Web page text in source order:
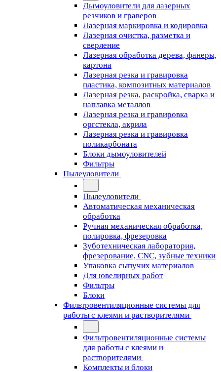
Дымоуловители для лазерных
резчиков и граверов
Лазерная маркировка и кодировка
Лазерная очистка, разметка и
сверление
Лазерная обработка дерева, фанеры,
картона
Лазерная резка и гравировка
пластика, композитных материалов
Лазерная резка, раскройка, сварка и
наплавка металлов
Лазерная резка и гравировка
оргстекла, акрила
Лазерная резка и гравировка
поликарбоната
Блоки дымоуловителей
Фильтры
Пылеуловители
Пылеуловители
Автоматическая механическая
обработка
Ручная механическая обработка,
полировка, фрезеровка
Зуботехническая лаборатория,
фрезерование, CNC, зубные техники
Упаковка сыпучих материалов
Для ювелирных работ
Фильтры
Блоки
Фильтровентиляционные системы для
работы с клеями и растворителями
Фильтровентиляционные системы
для работы с клеями и
растворителями
Комплекты и блоки